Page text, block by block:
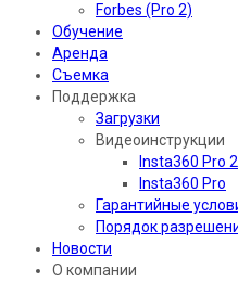
Forbes (Pro 2)
Обучение
Аренда
Съемка
Поддержка
Загрузки
Видеоинструкции
Insta360 Pro 2
Insta360 Pro
Гарантийные
Порядок
Новости
О компании